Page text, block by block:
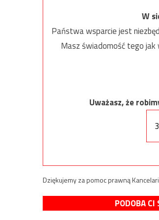
W
Państwa wsparcie jest
Masz świadomość tego jak
Uważasz, że
Dziękujemy za pomoc prawną
PODOBA CI